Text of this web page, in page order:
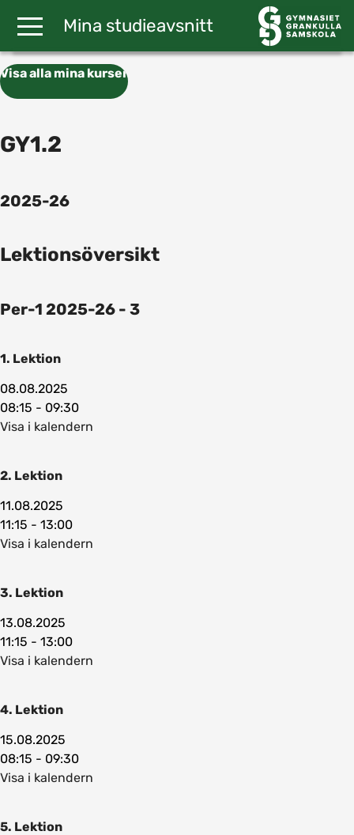
Mina studieavsnitt
Visa alla mina kurser
GY1.2
2025-26
Lektionsöversikt
Per-1 2025-26 - 3
1. Lektion
08.08.2025
08:15 - 09:30
Visa i kalendern
2. Lektion
11.08.2025
11:15 - 13:00
Visa i kalendern
3. Lektion
13.08.2025
11:15 - 13:00
Visa i kalendern
4. Lektion
15.08.2025
08:15 - 09:30
Visa i kalendern
5. Lektion